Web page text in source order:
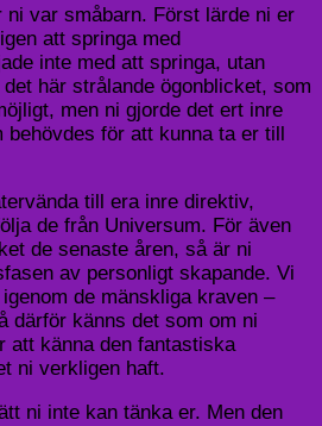
ni var småbarn. Först lärde ni er
att springa med
inte med att springa, utan
här strålande ögonblicket, som
men ni gjorde det ert inre
för att kunna ta er till
till era inre direktiv,
de från Universum. För även
de senaste åren, så är ni
av personligt skapande. Vi
de mänskliga kraven –
därför känns det som om ni
att känna den fantastiska
ni verkligen haft.
ni inte kan tänka er. Men den